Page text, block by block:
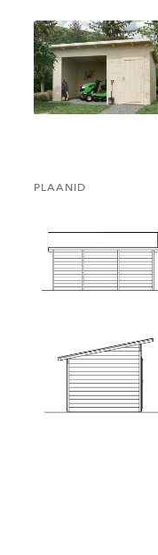
PLAANID